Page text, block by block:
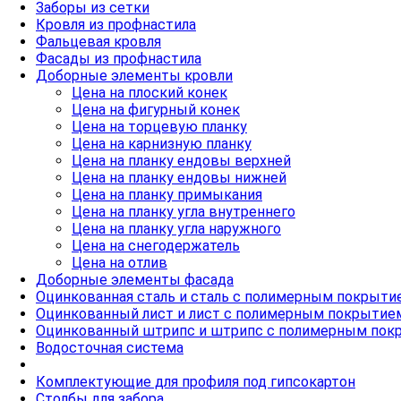
Заборы из сетки
Кровля из профнастила
Фальцевая кровля
Фасады из профнастила
Доборные элементы кровли
Цена на плоский конек
Цена на фигурный конек
Цена на торцевую планку
Цена на карнизную планку
Цена на планку ендовы верхней
Цена на планку ендовы нижней
Цена на планку примыкания
Цена на планку угла внутреннего
Цена на планку угла наружного
Цена на снегодержатель
Цена на отлив
Доборные элементы фасада
Оцинкованная сталь и сталь с полимерным
Оцинкованный лист и лист с полимерным
Оцинкованный штрипс и штрипс с полимерным
Водосточная система
Комплектующие для профиля под гипсокартон